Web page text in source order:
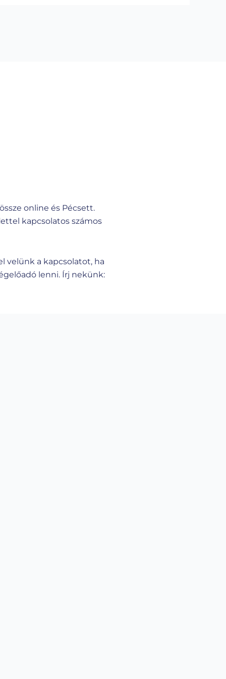
online és Pécsett.
kapcsolatos számos
velünk a kapcsolatot, ha
lenni. Írj nekünk: